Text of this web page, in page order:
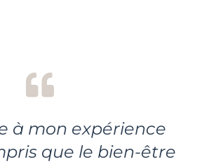
à mon expérience
que le bien-être